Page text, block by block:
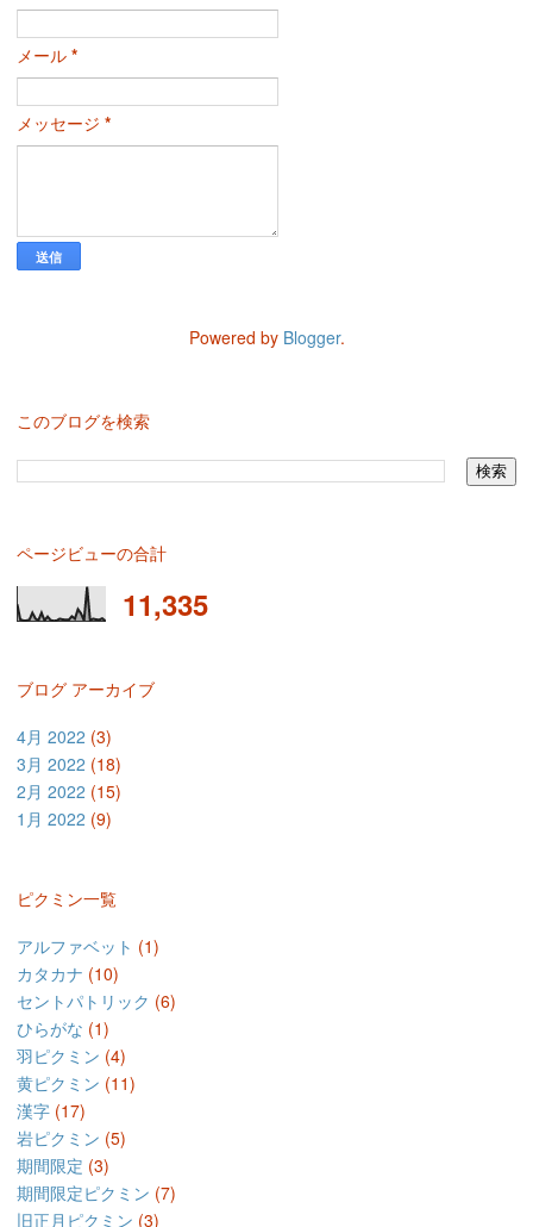
メール *
メッセージ *
Powered by Blogger.
このブログを検索
ページビューの合計
11,335
ブログ アーカイブ
4月 2022 (3)
3月 2022 (18)
2月 2022 (15)
1月 2022 (9)
ピクミン一覧
アルファベット (1)
カタカナ (10)
セントパトリック (6)
ひらがな (1)
羽ピクミン (4)
黄ピクミン (11)
漢字 (17)
岩ピクミン (5)
期間限定 (3)
期間限定ピクミン (7)
旧正月ピクミン (3)